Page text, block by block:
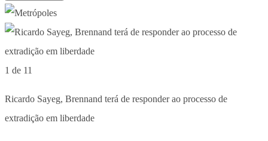
1 de 11
Ricardo Sayeg, Brennand terá de responder ao processo de
extradição em liberdade